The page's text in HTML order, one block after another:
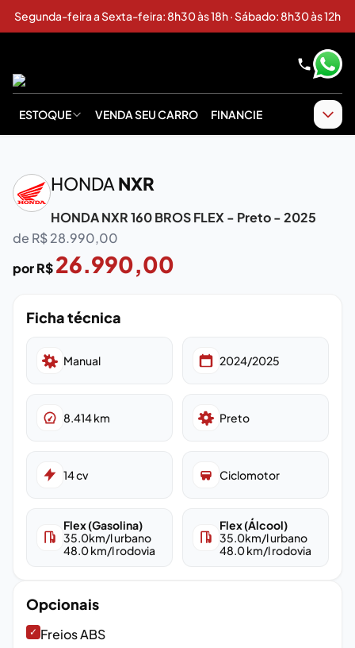
Segunda-feira a Sexta-feira: 8h30 às 18h · Sábado: 8h30 às 12h
ESTOQUE VENDA SEU CARRO FINANCIE
HONDA NXR
HONDA NXR 160 BROS FLEX - Preto - 2025
de R$28.990,00
por R$26.990,00
Ficha técnica
Manual 2024/2025
8.414km Preto
14cv Ciclomotor
Flex (Gasolina)
35.0km/l urbano
48.0km/l rodovia
Flex (Álcool)
35.0km/l urbano
48.0km/l rodovia
Opcionais
✓ Freios ABS